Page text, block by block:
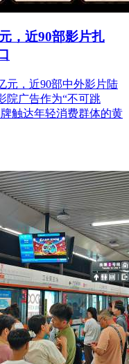
，近90部影片扎
元，近90部中外影片陆
院广告作为“不可跳
触达年轻消费群体的黄